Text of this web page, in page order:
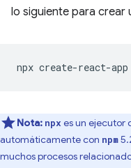
lo siguiente para crear
npx create-react-app
Nota: npx es un ejecutor
automáticamente con npm
muchos procesos